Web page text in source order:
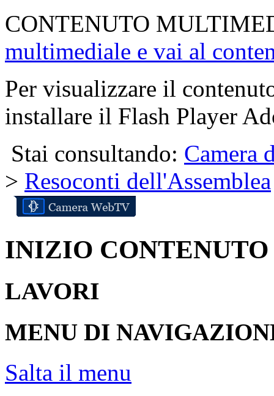
CONTENUTO
multimediale e vai al
Per visualizzare il
installare il Flash Player
Stai consultando: Camera
> Resoconti dell'Assemblea
INIZIO CONTENUTO
LAVORI
MENU DI
Salta il menu